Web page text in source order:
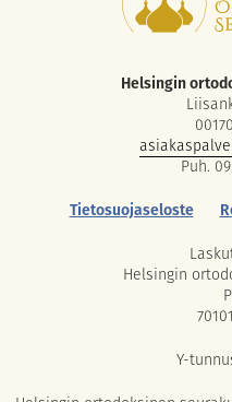
Helsingin
Puh.
Tietosuojaseloste
Helsingin
Y-